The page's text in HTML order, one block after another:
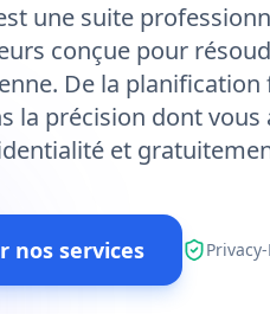
une suite
conçue pour
De la
la précision dont
et
nos services